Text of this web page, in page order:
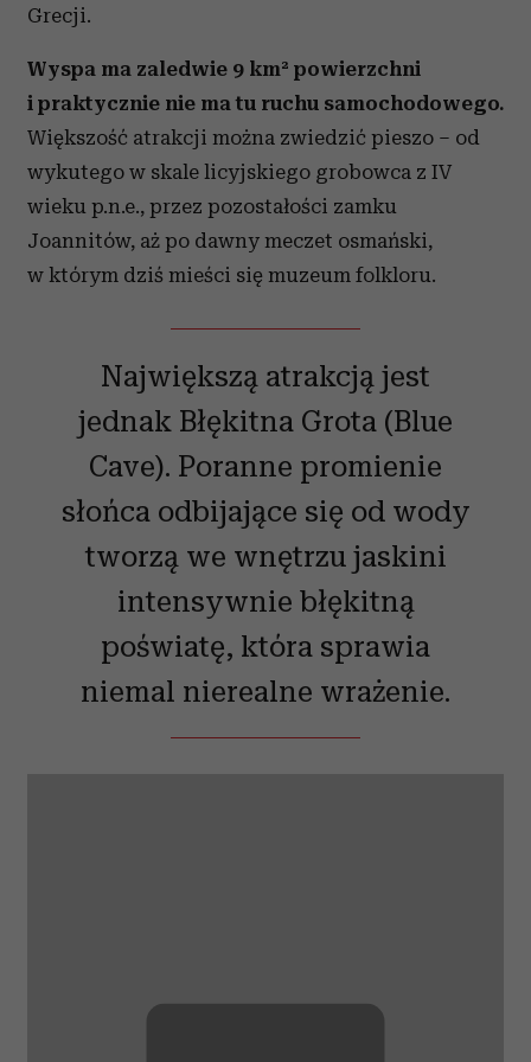
Partnerzy mogą połączyć te informacje z innymi danymi
otrzymanymi od Ciebie lub uzyskanymi podczas
korzystania z ich usług.
Grecji.
Wyspa ma zaledwie 9 km² powierzchni
i praktycznie nie ma tu ruchu samochodowego.
Większość atrakcji można zwiedzić pieszo – od
wykutego w skale licyjskiego grobowca z IV
wieku p.n.e., przez pozostałości zamku
Joannitów, aż po dawny meczet osmański,
w którym dziś mieści się muzeum folkloru.
Największą atrakcją jest
jednak Błękitna Grota (Blue
Cave). Poranne promienie
słońca odbijające się od wody
tworzą we wnętrzu jaskini
intensywnie błękitną
poświatę, która sprawia
niemal nierealne wrażenie.